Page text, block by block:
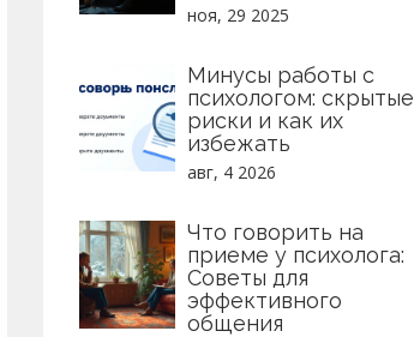
ноя, 29 2025
Минусы работы с
психологом: скрытые
риски и как их
избежать
авг, 4 2026
Что говорить на
приеме у психолога:
Советы для
эффективного
общения